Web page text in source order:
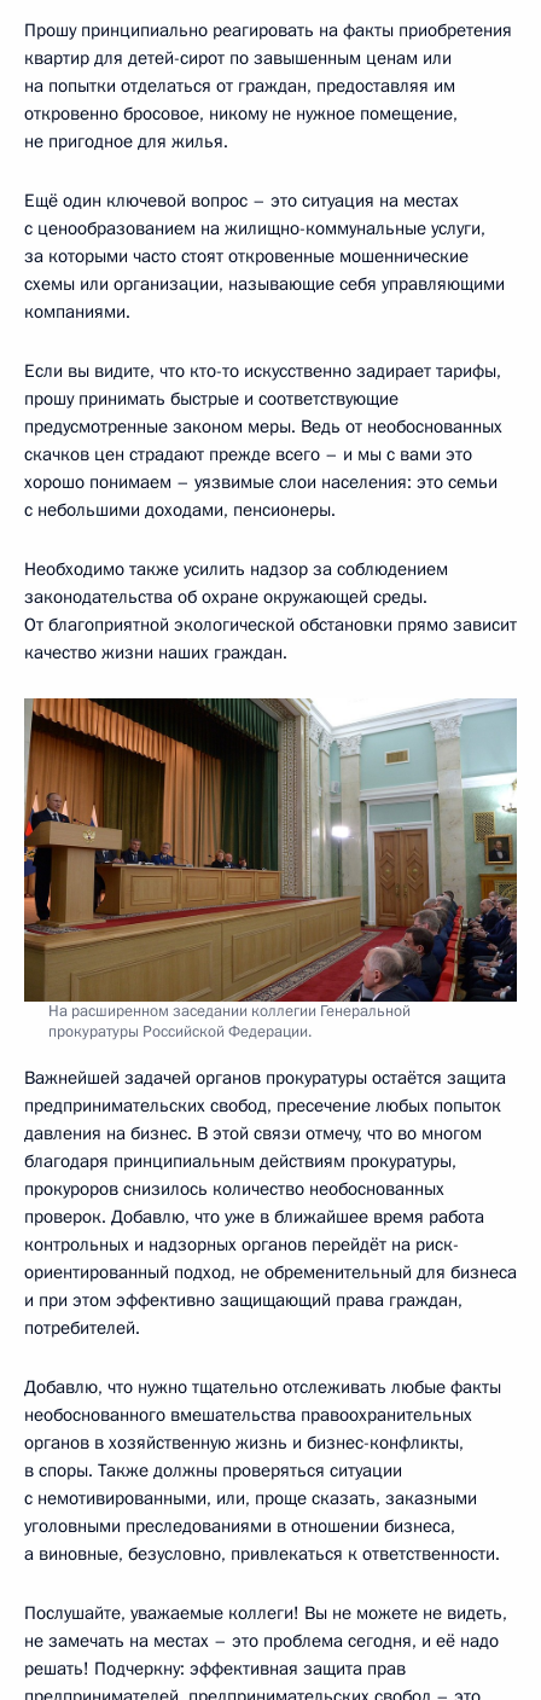
Прошу принципиально реагировать на факты приобретения
квартир для детей-сирот по завышенным ценам или
на попытки отделаться от граждан, предоставляя им
откровенно бросовое, никому не нужное помещение,
не пригодное для жилья.
Ещё один ключевой вопрос – это ситуация на местах
с ценообразованием на жилищно-коммунальные услуги,
за которыми часто стоят откровенные мошеннические
схемы или организации, называющие себя управляющими
компаниями.
Если вы видите, что кто-то искусственно задирает тарифы,
прошу принимать быстрые и соответствующие
предусмотренные законом меры. Ведь от необоснованных
скачков цен страдают прежде всего – и мы с вами это
хорошо понимаем – уязвимые слои населения: это семьи
с небольшими доходами, пенсионеры.
Необходимо также усилить надзор за соблюдением
законодательства об охране окружающей среды.
От благоприятной экологической обстановки прямо зависит
качество жизни наших граждан.
На расширенном заседании коллегии Генеральной
прокуратуры Российской Федерации.
Важнейшей задачей органов прокуратуры остаётся защита
предпринимательских свобод, пресечение любых попыток
давления на бизнес. В этой связи отмечу, что во многом
благодаря принципиальным действиям прокуратуры,
прокуроров снизилось количество необоснованных
проверок. Добавлю, что уже в ближайшее время работа
контрольных и надзорных органов перейдёт на риск-
ориентированный подход, не обременительный для бизнеса
и при этом эффективно защищающий права граждан,
потребителей.
Добавлю, что нужно тщательно отслеживать любые факты
необоснованного вмешательства правоохранительных
органов в хозяйственную жизнь и бизнес-конфликты,
в споры. Также должны проверяться ситуации
с немотивированными, или, проще сказать, заказными
уголовными преследованиями в отношении бизнеса,
а виновные, безусловно, привлекаться к ответственности.
Послушайте, уважаемые коллеги! Вы не можете не видеть,
не замечать на местах – это проблема сегодня, и её надо
решать! Подчеркну: эффективная защита прав